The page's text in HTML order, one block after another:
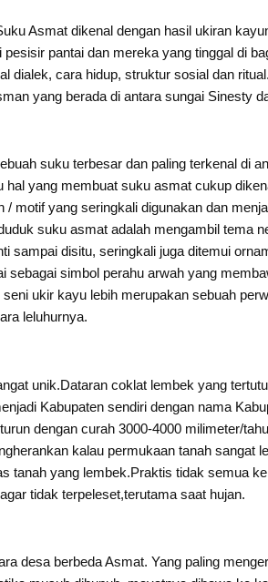
Asmat dikenal dengan hasil ukiran
pantai dan mereka yang tinggal di
dialek, cara hidup, struktur sosial dan
yang berada di antara sungai Sinesty
suku terbesar dan paling terkenal di
hal yang membuat suku asmat cukup
/ motif yang seringkali digunakan dan
suku asmat adalah mengambil tema
sampai disitu, seringkali juga ditemui
sebagai simbol perahu arwah yang
ukir kayu lebih merupakan sebuah
leluhurnya.
unik.Dataran coklat lembek yang
Kabupaten sendiri dengan nama
dengan curah 3000-4000 milimeter/
kalau permukaan tanah sangat
tanah yang lembek.Praktis tidak semua
tidak terpeleset,terutama saat hujan.
desa berbeda Asmat. Yang paling